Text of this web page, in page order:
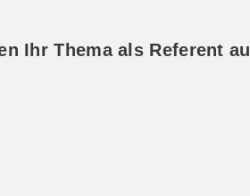
Ihr Thema als Referent